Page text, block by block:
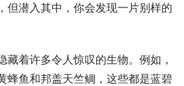
但潜入其中，你会发现一片别样的
藏着许多令人惊叹的生物。例如，
蜂鱼和邦盖天竺鲷，这些都是蓝碧